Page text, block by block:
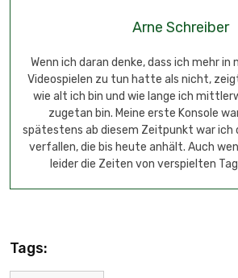
Arne Schreiber
Wenn ich daran denke, dass ich mehr in
Videospielen zu tun hatte als nicht,
wie alt ich bin und wie lange ich
zugetan bin. Meine erste Konsole
spätestens ab diesem Zeitpunkt war ich
verfallen, die bis heute anhält. Auch
leider die Zeiten von verspielten
Tags: